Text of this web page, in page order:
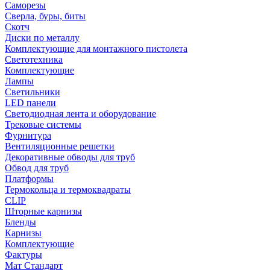
Саморезы
Сверла, буры, биты
Скотч
Диски по металлу
Комплектующие для монтажного пистолета
Светотехника
Комплектующие
Лампы
Светильники
LED панели
Светодиодная лента и оборудование
Трековые системы
Фурнитура
Вентиляционные решетки
Декоративные обводы для труб
Обвод для труб
Платформы
Термокольца и термоквадраты
CLIP
Шторные карнизы
Бленды
Карнизы
Комплектующие
Фактуры
Мат Стандарт